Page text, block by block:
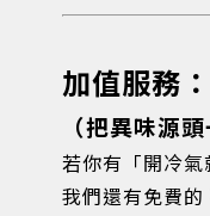
加值服務
（把異味源
若你有「開冷
我們還有免費的